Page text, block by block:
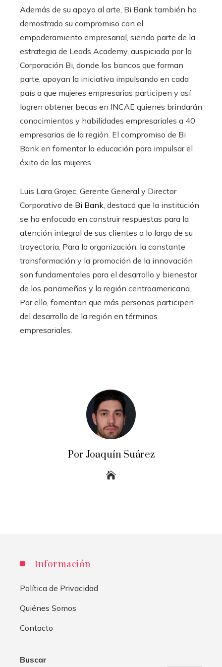
Además de su apoyo al arte, Bi Bank también ha
demostrado su compromiso con el
empoderamiento empresarial, siendo parte de la
estrategia de Leads Academy, auspiciada por la
Corporación Bi, donde los bancos que forman
parte, apoyan la iniciativa impulsando en cada
país a que mujeres empresarias participen y así
logren obtener becas en INCAE quienes brindarán
conocimientos y habilidades empresariales a 40
empresarias de la región. El compromiso de Bi
Bank en fomentar la educación para impulsar el
éxito de las mujeres.
Luis Lara Grojec, Gerente General y Director
Corporativo de Bi Bank, destacó que la institución
se ha enfocado en construir respuestas para la
atención integral de sus clientes a lo largo de su
trayectoria. Para la organización, la constante
transformación y la promoción de la innovación
son fundamentales para el desarrollo y bienestar
de los panameños y la región centroamericana.
Por ello, fomentan que más personas participen
del desarrollo de la región en términos
empresariales.
Por Joaquín Suárez
Información
Política de Privacidad
Quiénes Somos
Contacto
Buscar